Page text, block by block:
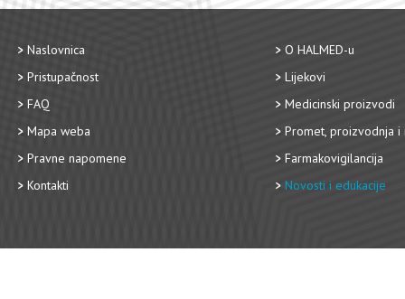
Naslovnica
Pristupačnost
FAQ
Mapa weba
Pravne napomene
Kontakti
O HALMED-u
Lijekovi
Medicinski proizvodi
Promet, proizvodnja i
Farmakovigilancija
Novosti i edukacije